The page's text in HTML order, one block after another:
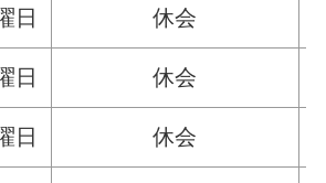
日 休会
日 休会
日 休会